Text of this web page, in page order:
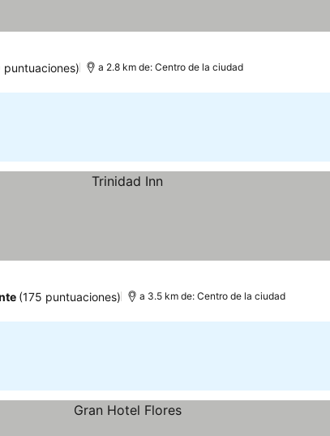
puntuaciones) a 2.8 km de: Centro de la ciudad
(175 puntuaciones) a 3.5 km de: Centro de la ciudad